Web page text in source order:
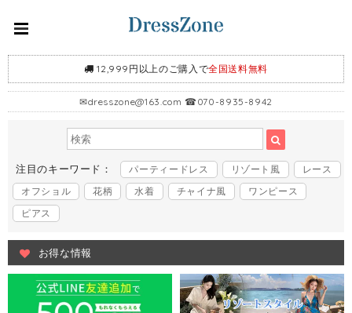
12,999円以上のご購入で全国送料無料
✉dresszone@163.com ☎070-8935-8942
注目のキーワード： パーティードレス リゾート風
レース
オフショル
花柄 水着 チャイナ風
ワンピース
ピアス
お得な情報